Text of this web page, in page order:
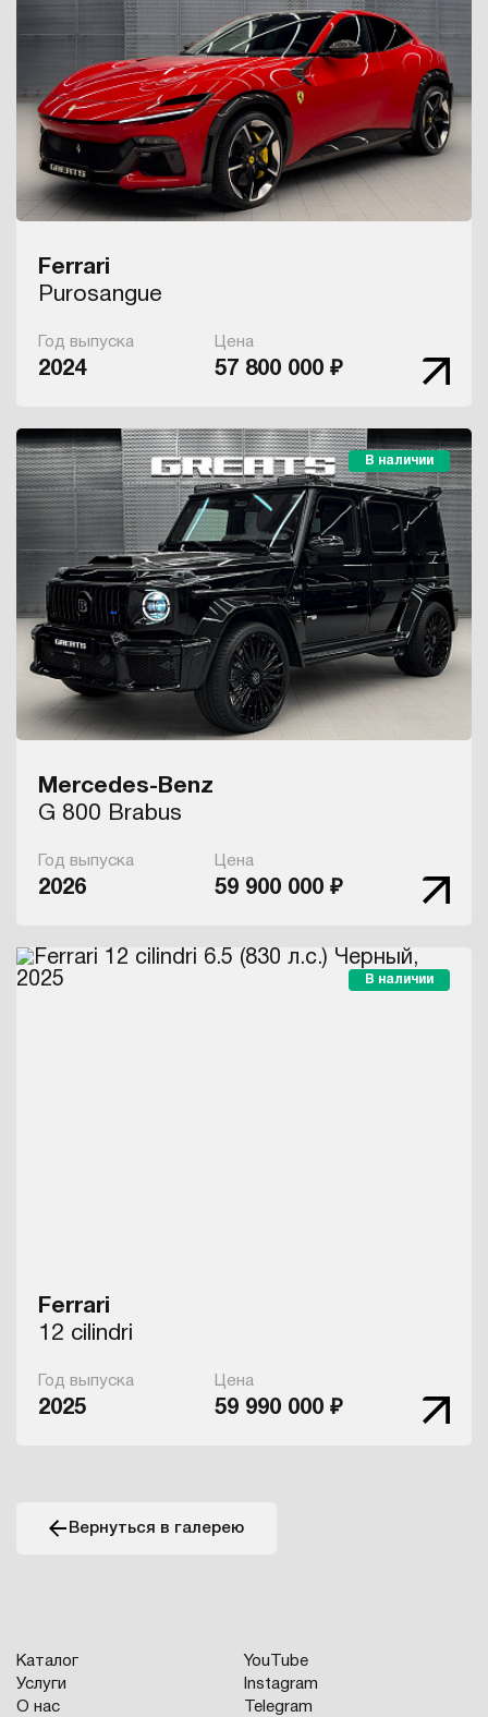
Ferrari
Purosangue
Год выпуска
2024
Цена
57 800 000 ₽
В наличии
Mercedes-Benz
G 800 Brabus
Год выпуска
2026
Цена
59 900 000 ₽
В наличии
Ferrari
12 cilindri
Год выпуска
2025
Цена
59 990 000 ₽
Вернуться в галерею
Каталог
Услуги
О нас
YouTube
Instagram
Telegram